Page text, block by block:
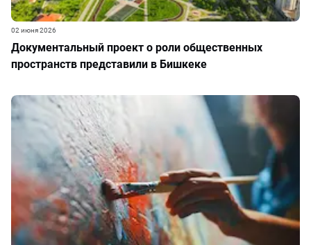
Документальный проект о роли общественных
пространств представили в Бишкеке
02 июня 2026